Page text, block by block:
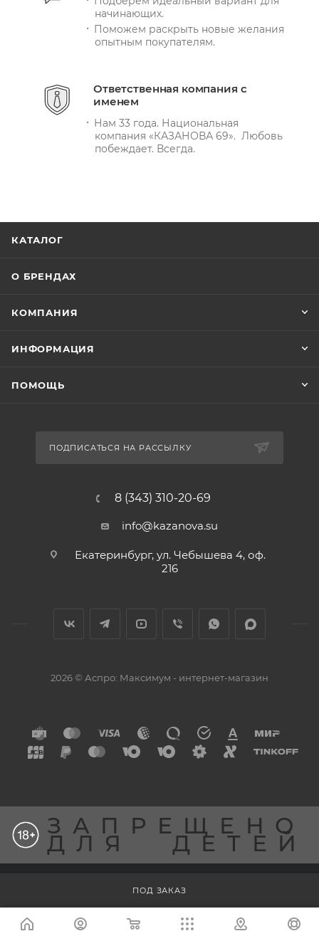
ПОД ЗАКАЗ
начинающих.
Поможем раскрыть новые желания
опытным покупателям.
Ответственная компания с
именем
Нам 33 года. Национальная
компания «КАЗАНОВА 69». Любовь
побеждает. Всегда.
КАТАЛОГ
О БРЕНДАХ
КОМПАНИЯ
ИНФОРМАЦИЯ
ПОМОЩЬ
ПОДПИСАТЬСЯ НА РАССЫЛКУ
8 (343) 310-20-69
info@kazanova.su
Екатеринбург, ул. Чебышева 4, оф.
216
2026 © Аспро: Максимум - интернет-магазин
ЗАПРЕЩЕНО
ДЛЯ ДЕТЕЙ